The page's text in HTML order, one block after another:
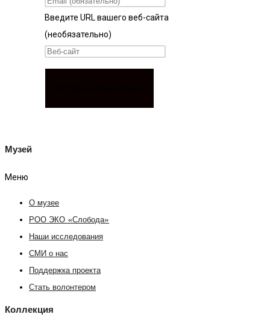
Введите URL вашего веб-сайта
(необязательно)
Музей
Меню
О музее
РОО ЭКО «Слобода»
Наши исследования
СМИ о нас
Поддержка проекта
Стать волонтером
Коллекция